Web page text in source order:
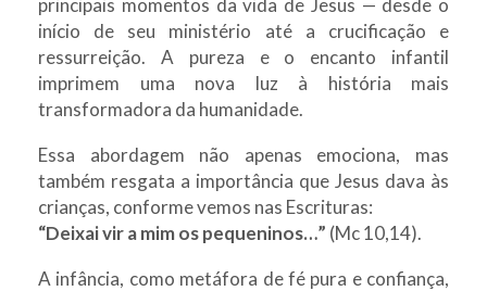
principais momentos da vida de Jesus — desde o
início de seu ministério até a crucificação e
ressurreição. A pureza e o encanto infantil
imprimem uma nova luz à história mais
transformadora da humanidade.
Essa abordagem não apenas emociona, mas
também resgata a importância que Jesus dava às
crianças, conforme vemos nas Escrituras:
“Deixai vir a mim os pequeninos…” (Mc 10,14).
A infância, como metáfora de fé pura e confiança,